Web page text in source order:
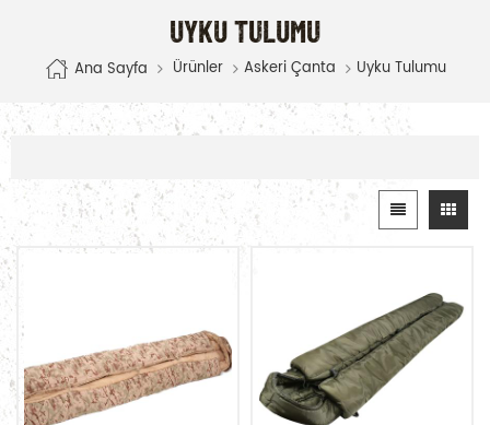
UYKU TULUMU
Ana Sayfa Ürünler Askeri Çanta Uyku Tulumu